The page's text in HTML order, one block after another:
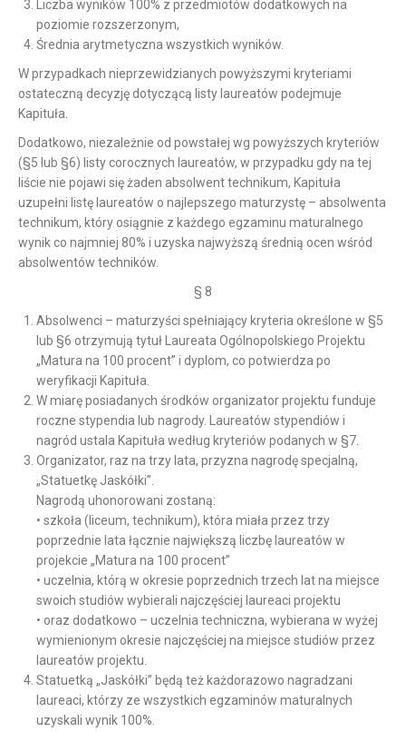
Liczba wyników 100% z przedmiotów dodatkowych na
poziomie rozszerzonym,
Średnia arytmetyczna wszystkich wyników.
W przypadkach nieprzewidzianych powyższymi kryteriami
ostateczną decyzję dotyczącą listy laureatów podejmuje
Kapituła.
Dodatkowo, niezależnie od powstałej wg powyższych kryteriów
(§5 lub §6) listy corocznych laureatów, w przypadku gdy na tej
liście nie pojawi się żaden absolwent technikum, Kapituła
uzupełni listę laureatów o najlepszego maturzystę – absolwenta
technikum, który osiągnie z każdego egzaminu maturalnego
wynik co najmniej 80% i uzyska najwyższą średnią ocen wśród
absolwentów techników.
§ 8
Absolwenci – maturzyści spełniający kryteria określone w §5
lub §6 otrzymują tytuł Laureata Ogólnopolskiego Projektu
„Matura na 100 procent” i dyplom, co potwierdza po
weryfikacji Kapituła.
W miarę posiadanych środków organizator projektu funduje
roczne stypendia lub nagrody. Laureatów stypendiów i
nagród ustala Kapituła według kryteriów podanych w §7.
Organizator, raz na trzy lata, przyzna nagrodę specjalną,
„Statuetkę Jaskółki”.
Nagrodą uhonorowani zostaną:
• szkoła (liceum, technikum), która miała przez trzy
poprzednie lata łącznie największą liczbę laureatów w
projekcie „Matura na 100 procent”
• uczelnia, którą w okresie poprzednich trzech lat na miejsce
swoich studiów wybierali najczęściej laureaci projektu
• oraz dodatkowo – uczelnia techniczna, wybierana w wyżej
wymienionym okresie najczęściej na miejsce studiów przez
laureatów projektu.
Statuetką „Jaskółki” będą też każdorazowo nagradzani
laureaci, którzy ze wszystkich egzaminów maturalnych
uzyskali wynik 100%.